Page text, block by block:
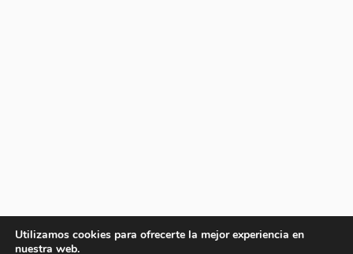
Utilizamos cookies para ofrecerte la mejor experiencia en
nuestra web.